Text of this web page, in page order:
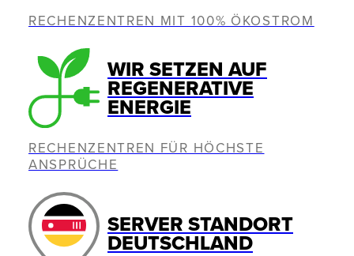
RECHENZENTREN MIT 100% ÖKOSTROM
WIR SETZEN AUF
REGENERATIVE
ENERGIE
RECHENZENTREN FÜR HÖCHSTE
ANSPRÜCHE
SERVER STANDORT
DEUTSCHLAND